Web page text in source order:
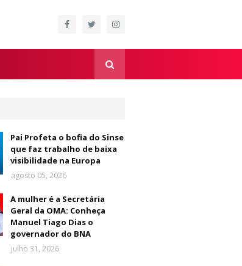
Pai Profeta o bofia do Sinse
que faz trabalho de baixa
visibilidade na Europa
agosto 05, 2026
A mulher é a Secretária
Geral da OMA: Conheça
Manuel Tiago Dias o
governador do BNA
julho 31, 2026